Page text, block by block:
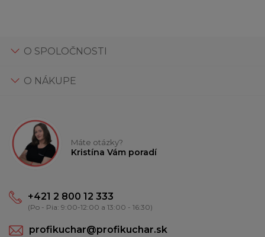
O SPOLOČNOSTI
O NÁKUPE
Máte otázky?
Kristína Vám poradí
+421 2 800 12 333
(Po - Pia: 9:00-12:00 a 13:00 - 16:30)
profikuchar@profikuchar.sk